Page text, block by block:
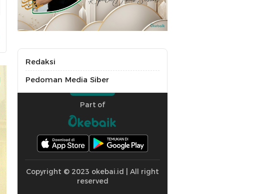
Redaksi
Pedoman Media Siber
Part of
Copyright © 2023 okebai.id | All right
reserved